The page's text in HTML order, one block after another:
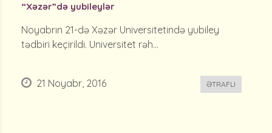
“Xəzər”də yubileylər
Noyabrın 21-də Xəzər Universitetində yubiley
tədbiri keçirildi. Universitet rəh...
21 Noyabr, 2016 ƏTRAFLI